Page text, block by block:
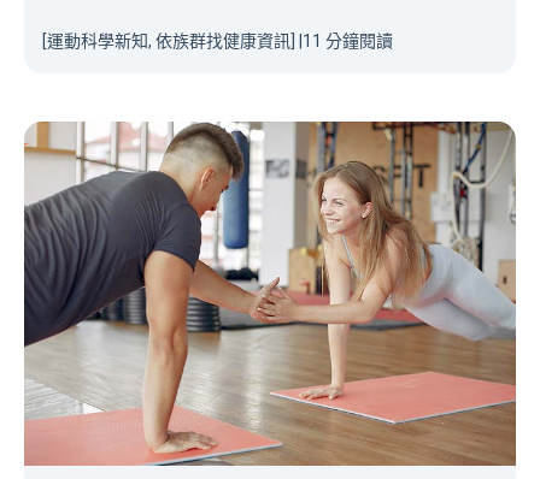
[運動科學新知, 依族群找健康資訊] 11 分鐘閱讀